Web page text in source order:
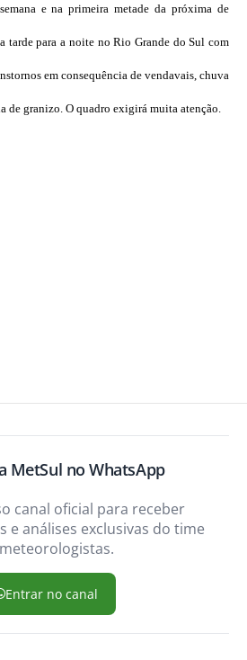
e na primeira metade da próxima de
tarde para a noite no Rio Grande do Sul com
em consequência de vendavais, chuva
de granizo. O quadro exigirá muita atenção.
MetSul no WhatsApp
canal oficial para receber
e análises exclusivas do time
Entrar no canal